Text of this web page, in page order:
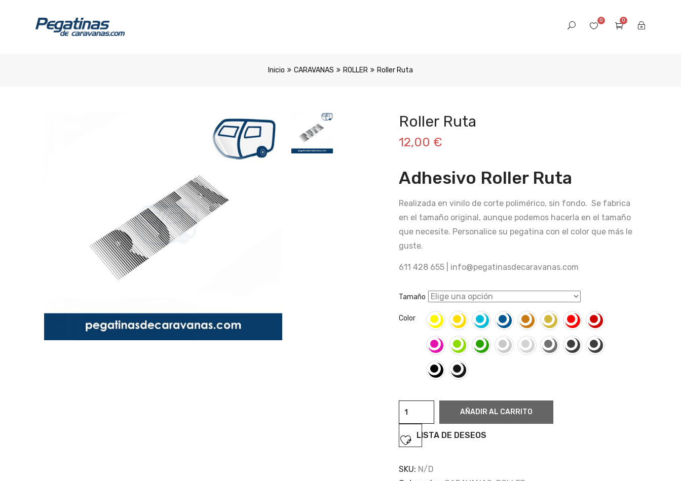
0
0
Inicio CARAVANAS ROLLER Roller Ruta
Roller Ruta
12,00 €
Adhesivo Roller Ruta
Realizada en vinilo de corte polimérico, sin fondo. Se fabrica
en el tamaño original, aunque podemos hacerla en el tamaño
que necesite. Personalice su pegatina con el color que más le
guste.
611 428 655 | info@pegatinasdecaravanas.com
Tamaño
Color
Roller
Ruta
cantidad
AÑADIR AL CARRITO
LISTA DE DESEOS
SKU: N/D